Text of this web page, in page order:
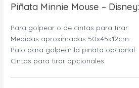
Piñata Minnie Mouse – Disney:
Para golpear o de cintas para tirar.
Medidas aproximadas 50x45x12cm.
Palo para golpear la piñata opcional.
Cintas para tirar opcionales.